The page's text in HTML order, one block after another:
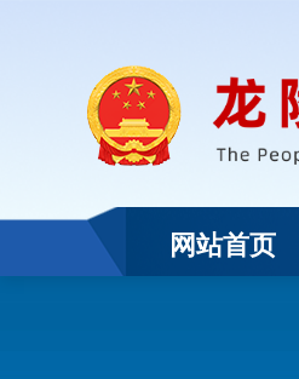
网站首页